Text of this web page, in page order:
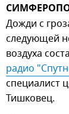
Дожди с
следующей
воздуха
радио
специалист
Тишковец.